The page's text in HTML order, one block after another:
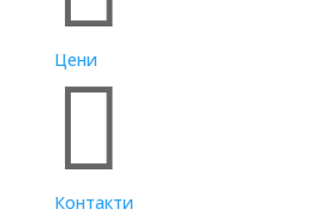
Цени

Контакти